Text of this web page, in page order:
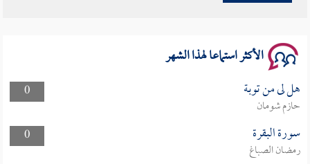
الأكثر استماعا لهذا الشهر
0 هل لى من توبة
حازم شومان
0
سورة البقرة
رمضان الصباغ